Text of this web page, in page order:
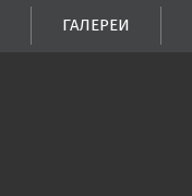
ГАЛЕРЕИ